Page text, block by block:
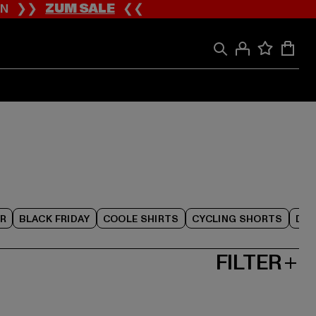
❯❯ZUM SALE❮❮
BLACK FRIDAY COOLE SHIRTS CYCLING SHORTS
FILTER